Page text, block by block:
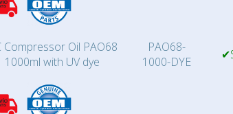
Compressor Oil PAO68
1000ml with UV dye
PAO68-
1000-DYE